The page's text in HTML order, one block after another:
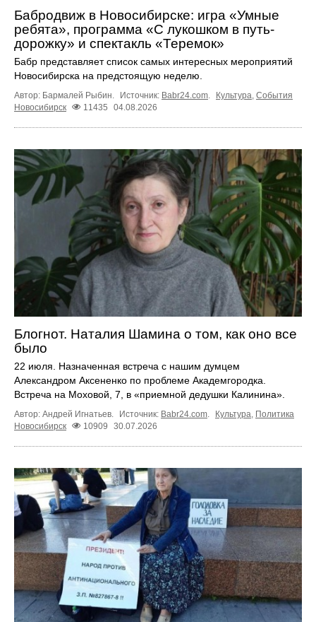
Бабродвиж в Новосибирске: игра «Умные
ребята», программа «С лукошком в путь-
дорожку» и спектакль «Теремок»
Бабр представляет список самых интересных мероприятий
Новосибирска на предстоящую неделю.
Автор: Бармалей Рыбин. Источник: Babr24.com Культура События
Новосибирск
11435 04.08.2026
Блогнот. Наталия Шамина о том, как оно все
было
22 июля. Назначенная встреча с нашим думцем
Александром Аксененко по проблеме Академгородка.
Встреча на Моховой, 7, в «приемной дедушки Калинина».
Автор: Андрей Игнатьев. Источник: Babr24.com Культура Политика
Новосибирск
10909 30.07.2026